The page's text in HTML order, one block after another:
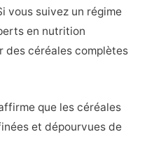
vous suivez un régime
en nutrition
des céréales complètes
que les céréales
et dépourvues de